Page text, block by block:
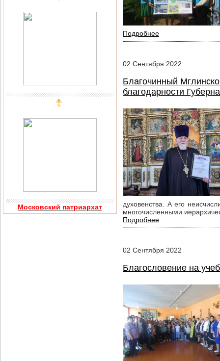
Московский патриархат
Подробнее
02 Сентября 2022
Благочинный
благодарности
духовенства. А его
многочисленными
Подробнее
02 Сентября 2022
Благословение на